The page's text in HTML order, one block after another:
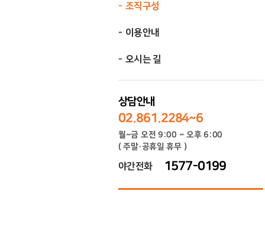
조직구성
이용안내
오시는 길
상담안내
02.861.2284~6
월~금 오전 9:00 ~ 오후 6:00
( 주말·공휴일 휴무 )
야간전화 1577-0199